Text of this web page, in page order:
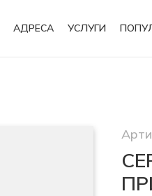
АДРЕСА УСЛУГИ